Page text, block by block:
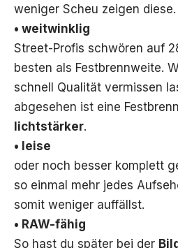
weniger Scheu zeigen diese.
• weitwinklig
Street-Profis schwören auf
besten als Festbrennweite.
schnell Qualität vermissen
abgesehen ist eine
lichtstärker.
• leise
oder noch besser komplett
so einmal mehr jedes
somit weniger auffällst.
• RAW-fähig
So hast du später bei der